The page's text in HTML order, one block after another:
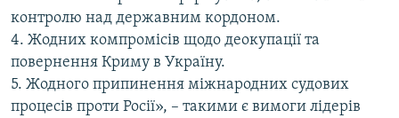
контролю над державним кордоном.
4. Жодних компромісів щодо деокупації та
повернення Криму в Україну.
5. Жодного припинення міжнародних судових
процесів проти Росії», – такими є вимоги лідерів